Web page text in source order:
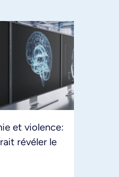
et violence:
révéler le